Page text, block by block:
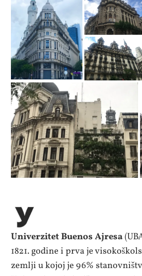
Univerzitet Buenos Ajresa
1821. godine i prva je
zemlji u kojoj je 96%